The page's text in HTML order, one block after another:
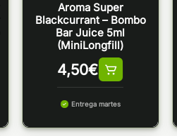
Aroma Super
Blackcurrant – Bombo
Bar Juice 5ml
(MiniLongfill)
4,50€
Entrega martes